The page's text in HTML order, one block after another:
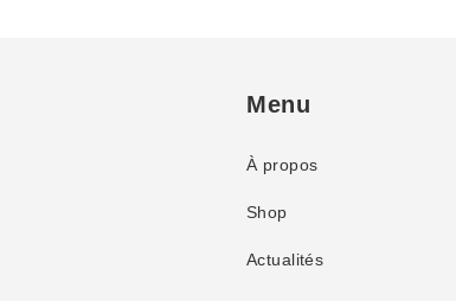
Menu
À propos
Shop
Actualités